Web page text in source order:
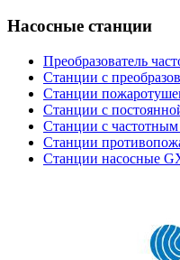
Насосные станции
Преобразователь
Станции с
Станции
Станции с
Станции с
Станции
Станции насосные